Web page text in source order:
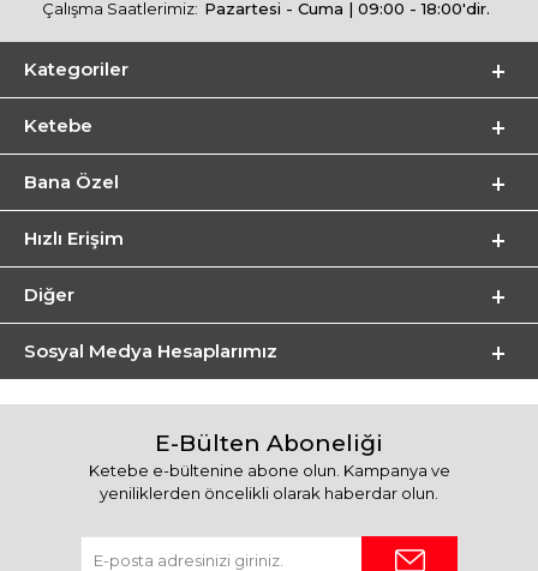
Çalışma Saatlerimiz: Pazartesi - Cuma | 09:00 - 18:00'dir.
Kategoriler
Ketebe
Bana Özel
Hızlı Erişim
Diğer
Sosyal Medya Hesaplarımız
E-Bülten Aboneliği
Ketebe e-bültenine abone olun. Kampanya ve
yeniliklerden öncelikli olarak haberdar olun.